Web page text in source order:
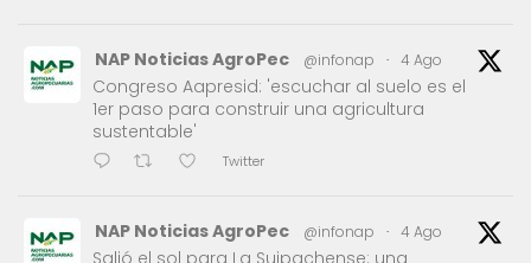
NAP Noticias AgroPec @infonap · 4 Ago
Congreso Aapresid: 'escuchar al suelo es el
1er paso para construir una agricultura
sustentable'
Twitter
NAP Noticias AgroPec @infonap · 4 Ago